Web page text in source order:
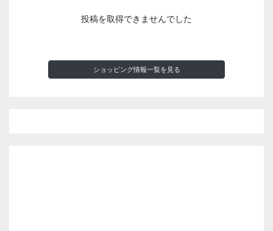
投稿を取得できませんでした
ショッピング情報一覧を見る